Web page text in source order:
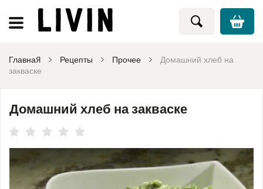
Главная Рецепты Прочее
Домашний хлеб на
закваске
Домашний хлеб на закваске